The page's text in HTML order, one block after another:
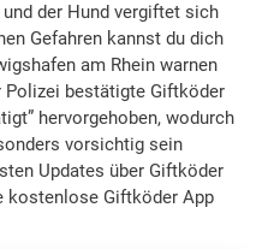
der Hund vergiftet sich
Gefahren kannst du dich
am Rhein warnen
Polizei bestätigte Giftköder
hervorgehoben, wodurch
vorsichtig sein
Updates über Giftköder
kostenlose Giftköder App